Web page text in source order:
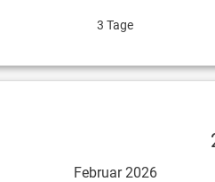
3 Tage
Februar 2026